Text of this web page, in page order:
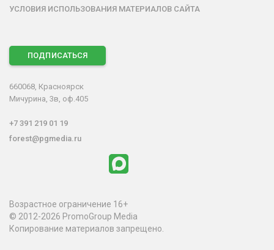
УСЛОВИЯ ИСПОЛЬЗОВАНИЯ МАТЕРИАЛОВ САЙТА
ПОДПИСАТЬСЯ
660068, Красноярск
Мичурина, 3в, оф.405
+7 391 219 01 19
forest@pgmedia.ru
Возрастное ограничение 16+
© 2012-2026 PromoGroup Media
Копирование материалов запрещено.